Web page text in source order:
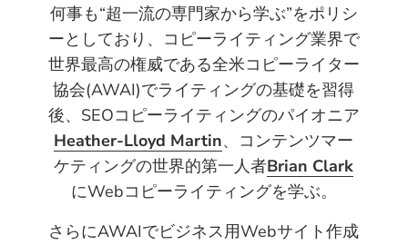
何事も“超一流の専門家から学ぶ”をポリシ
ーとしており、コピーライティング業界で
世界最高の権威である全米コピーライター
協会(AWAI)でライティングの基礎を習得
後、SEOコピーライティングのパイオニア
Heather-Lloyd Martin、コンテンツマー
ケティングの世界的第一人者Brian Clark
にWebコピーライティングを学ぶ。
さらにAWAIでビジネス用Webサイト作成